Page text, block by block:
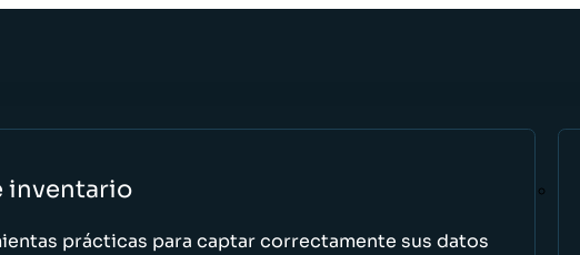
inventario
prácticas para captar correctamente sus datos